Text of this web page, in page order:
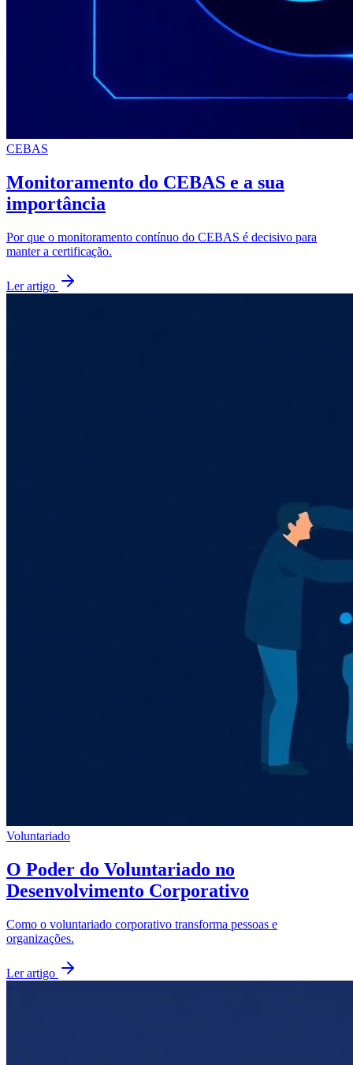
CEBAS
Monitoramento do CEBAS e a sua
importância
Por que o monitoramento contínuo do CEBAS é decisivo para
manter a certificação.
Ler artigo
Voluntariado
O Poder do Voluntariado no
Desenvolvimento Corporativo
Como o voluntariado corporativo transforma pessoas e
organizações.
Ler artigo